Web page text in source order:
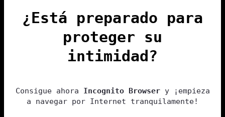
¿Está preparado para
proteger su
intimidad?
Consigue ahora Incognito Browsery ¡empieza
a navegar por Internet tranquilamente!